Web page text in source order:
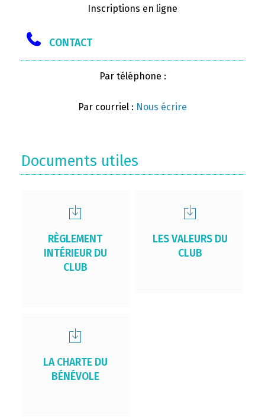
Inscriptions en ligne
CONTACT
Par téléphone :
Par courriel : Nous écrire
Documents utiles
RÈGLEMENT
INTÉRIEUR DU
CLUB
LES VALEURS DU
CLUB
LA CHARTE DU
BÉNÉVOLE